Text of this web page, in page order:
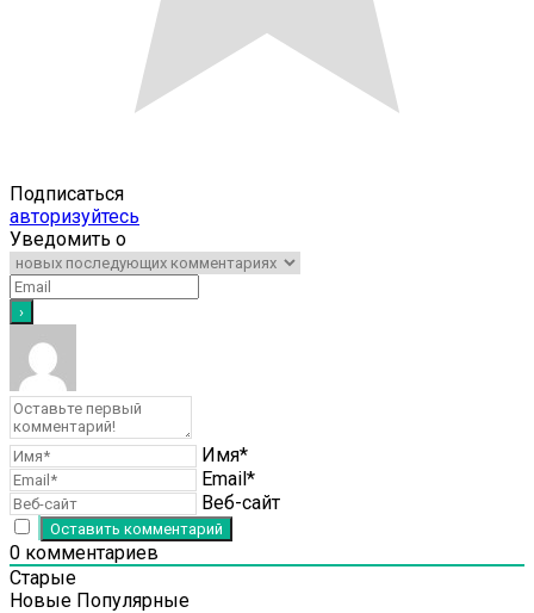
Подписаться
авторизуйтесь
Уведомить о
Имя*
Email*
Веб-сайт
0 комментариев
Старые
Новые Популярные